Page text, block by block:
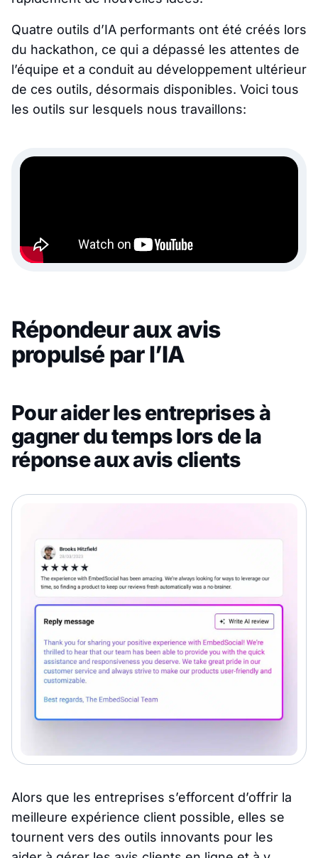
Quatre outils d’IA performants ont été créés lors
du hackathon, ce qui a dépassé les attentes de
l’équipe et a conduit au développement ultérieur
de ces outils, désormais disponibles. Voici tous
les outils sur lesquels nous travaillons:
Répondeur aux avis
propulsé par l’IA
Pour aider les entreprises à
gagner du temps lors de la
réponse aux avis clients
Alors que les entreprises s’efforcent d’offrir la
meilleure expérience client possible, elles se
tournent vers des outils innovants pour les